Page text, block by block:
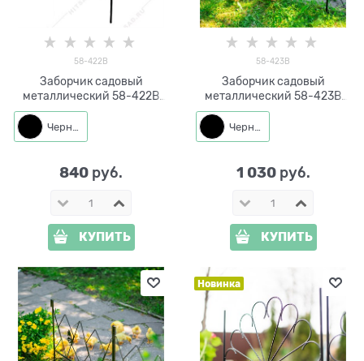
58-422B
Заборчик садовый
металлический 58-422B
черный высота 60см
840 руб.
КУПИТЬ
58-423B
Заборчик садовый
металлический 58-423B
черный высота 60см
1 030 руб.
КУПИТЬ
Новинка